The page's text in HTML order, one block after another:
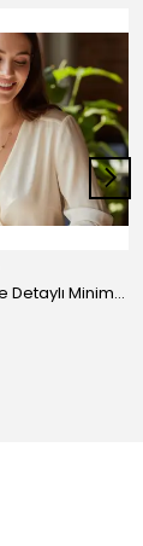
Altın Renk Daire Detaylı Minimal Y Çelik Kolye